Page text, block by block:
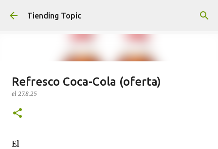
Ir al contenido principal
Tiending Topic
Maquillaje fluido Hydra Deliplus
210 cappuccino (nuevo)
el
Refresco Coca-Cola (oferta)
el 27.8.25
El